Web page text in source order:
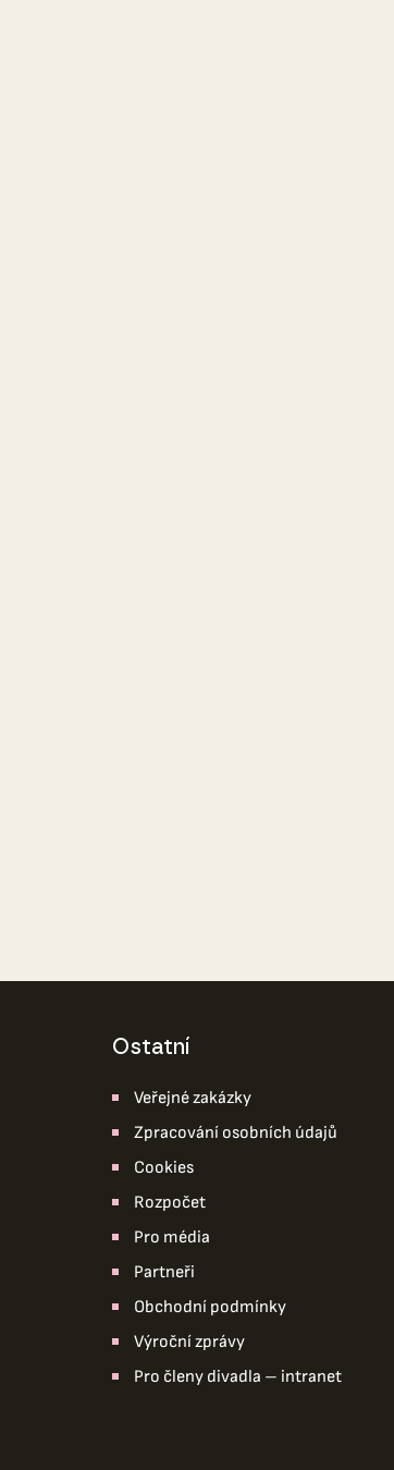
ostatní
Veřejné zakázky
Zpracování osobních údajů
Cookies
Rozpočet
Pro média
Partneři
Obchodní podmínky
Výroční zprávy
Pro členy divadla – intranet